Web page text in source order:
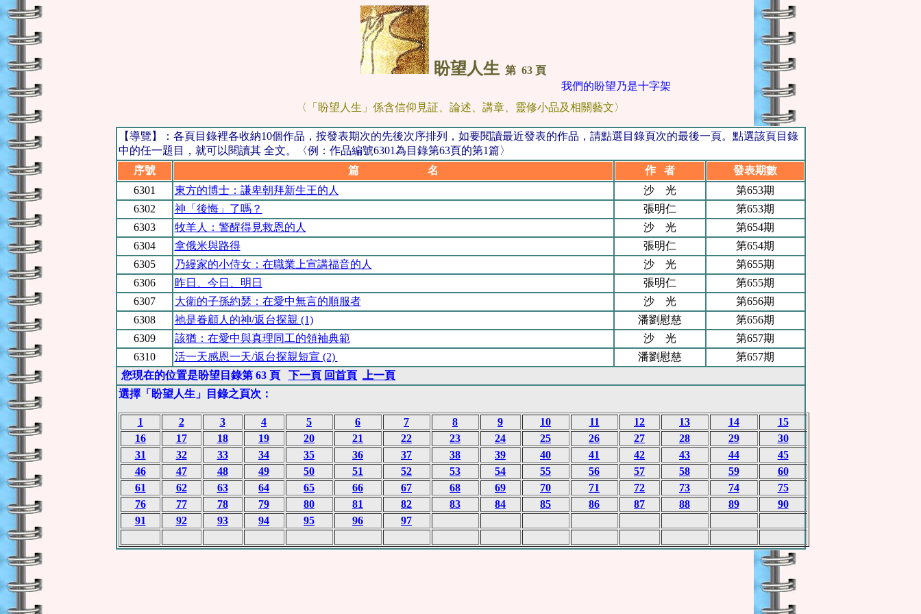
盼望人生 第 63 頁
我們的盼望乃是十字架，我們擁有這個，就擁有一切，十字架是我們唯一
〈「盼望人生」係含信仰見証、論述、講章、靈修小品及相關藝文〉
【導覽】：各頁目錄裡各收納10個作品，按發表期次的先後次序排列，如要閱讀最近發表的作品，請點選目錄頁次的最後一頁。點選該頁目錄
中的任一題目，就可以閱讀其 全文。〈例：作品編號6301為目錄第63頁的第1篇〉
序號
篇 名 作 者
發表期數
6301
東方的博士：謙卑朝拜新生王的人 沙 光
第653期
6302
神「後悔」了嗎？ 張明仁
第653期
6303
牧羊人：警醒得見救恩的人 沙 光
第654期
6304
拿俄米與路得 張明仁
第654期
6305
乃縵家的小侍女：在職業上宣講福音的人 沙 光
第655期
6306
昨日、今日、明日 張明仁
第655期
6307
大衛的子孫約瑟：在愛中無言的順服者 沙 光
第656期
6308
祂是眷顧人的神/返台探親 (1) 潘劉慰慈
第656期
6309
該猶：在愛中與真理同工的領袖典範 沙 光
第657期
6310
活一天感恩一天/返台探親短宣 (2) 潘劉慰慈
第657期
您現在的位置是盼望目錄第 63 頁
下一頁 回首頁
上一頁
選擇「盼望人生」目錄之頁次：
1 2 3 4 5 6 7 8 9 10 11 12 13 14
15
16
17 18 19 20 21 22 23 24 25 26 27 28 29
30
31
32 33 34 35 36 37 38 39 40 41 42 43 44
45
46
47 48 49 50 51 52 53 54 55 56 57 58 59
60
61
62 63 64 65 66 67 68 69 70 71 72 73 74
75
76
77 78 79 80 81 82 83 84 85 86 87 88 89
90
91
92 93 94 95 96 97